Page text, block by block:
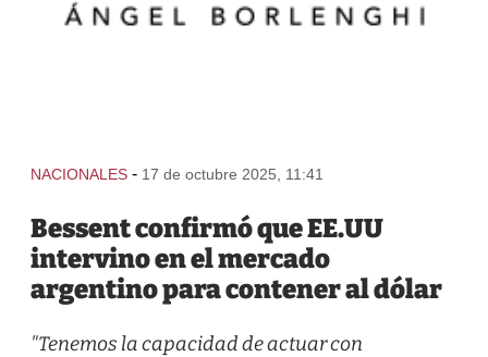
NACIONALES - 17 de octubre 2025, 11:41
Bessent confirmó que EE.UU
intervino en el mercado
argentino para contener al dólar
"Tenemos la capacidad de actuar con